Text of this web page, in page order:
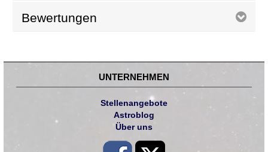
Bewertungen
UNTERNEHMEN
Stellenangebote
Astroblog
Über uns